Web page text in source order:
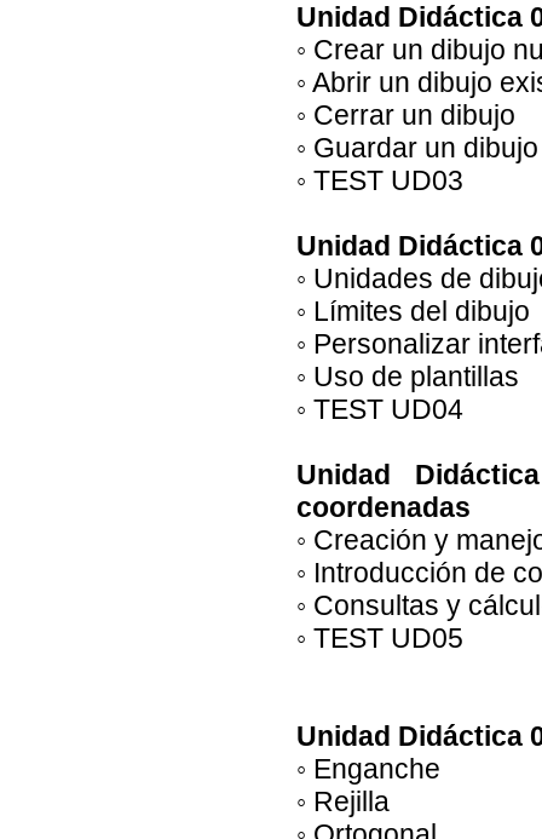
Unidad Didáctica
◦ Crear un dibujo
◦ Abrir un dibujo
◦ Cerrar un dibujo
◦ Guardar un dibujo
◦ TEST UD03
Unidad Didáctica
◦ Unidades de
◦ Límites del dibujo
◦ Personalizar
◦ Uso de plantillas
◦ TEST UD04
Unidad
coordenadas
◦ Creación y
◦ Introducción de
◦ Consultas y
◦ TEST UD05
Unidad Didáctica
◦ Enganche
◦ Rejilla